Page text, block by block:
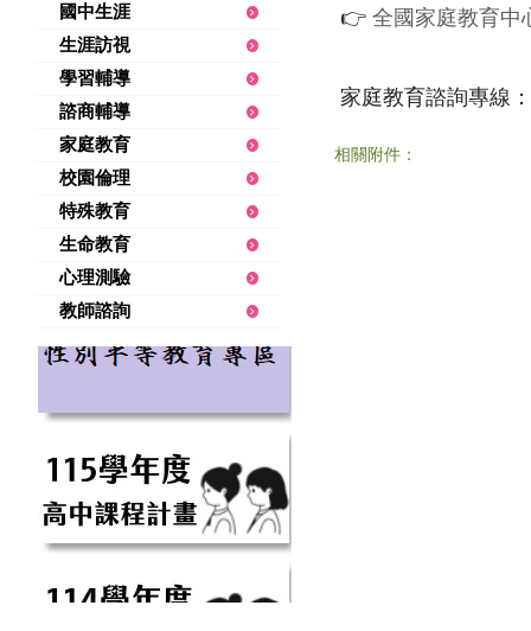
國中生涯
生涯訪視
學習輔導
諮商輔導
家庭教育
校園倫理
特殊教育
生命教育
心理測驗
教師諮詢
👉 全國家庭教育中
家庭教育諮詢專線
相關附件：